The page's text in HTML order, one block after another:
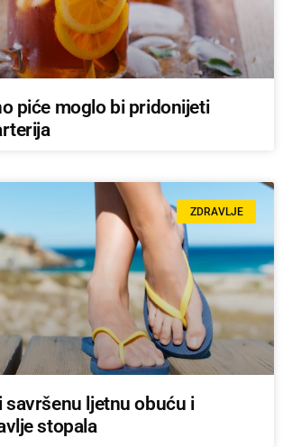
piće moglo bi pridonijeti
ZDRAVLJE
savršenu ljetnu obuću i
stopala